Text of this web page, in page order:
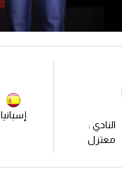
النادي :
معتزل
إسبانيا